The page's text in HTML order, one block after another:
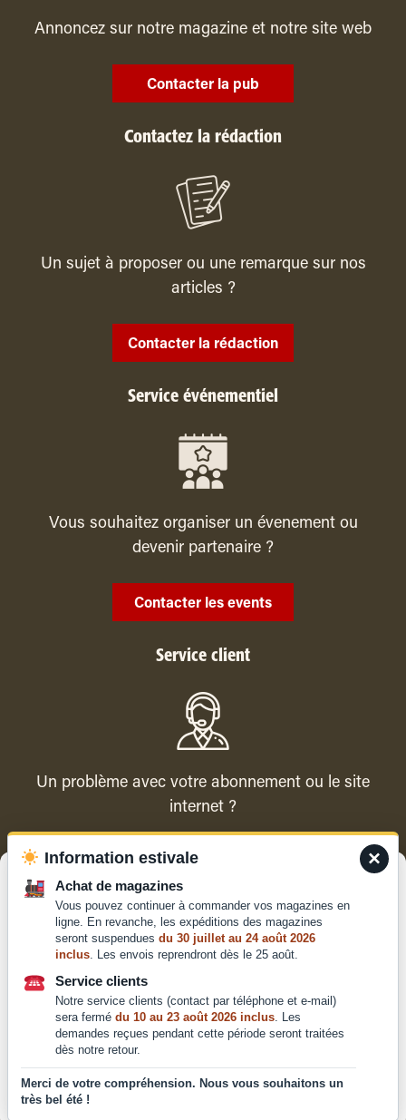
Pour offrir les meilleures expériences, nous utilisons des technologies
telles que les cookies pour stocker et/ou accéder aux informations des
appareils. Le fait de consentir à ces technologies nous permettra de
traiter des données telles que le comportement de navigation ou les ID
uniques sur ce site. Le fait de ne pas consentir ou de retirer son
consentement peut avoir un effet négatif sur certaines caractéristiques
et fonctions.
Accepter
Annoncez sur notre magazine et notre site web
Contacter la pub
Contactez la rédaction
Un sujet à proposer ou une remarque sur nos
articles ?
Contacter la rédaction
Service événementiel
Vous souhaitez organiser un évenement ou
devenir partenaire ?
Contacter les events
Service client
Un problème avec votre abonnement ou le site
internet ?
Contacter le service client
Mentions légales
Conditions générales de
vente et d'utilisation
confidentialité
×
Information estivale
Achat de magazines
Vous pouvez continuer à commander vos magazines en
ligne. En revanche, les expéditions des magazines
seront suspendues du 30 juillet au 24 août 2026
inclus. Les envois reprendront dès le 25 août.
Service clients
Notre service clients (contact par téléphone et e-mail)
sera fermé du 10 au 23 août 2026 inclus. Les
demandes reçues pendant cette période seront traitées
dès notre retour.
Merci de votre compréhension. Nous vous souhaitons un
très bel été !